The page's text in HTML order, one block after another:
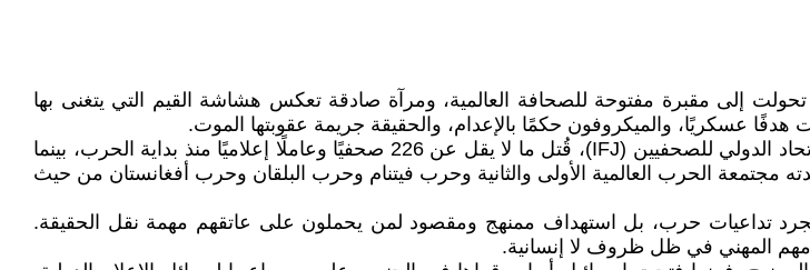
الأخبار، بل تحولت إلى مقبرة مفتوحة للصحافة العالمية، ومرآة صادقة تعكس هشاشة القيم التي يتغنى بها
عسكريًا، والميكروفون حكمًا بالإعدام، والحقيقة جريمة عقوبتها الموت.
لقد تجاوزت حصيلة القتلى من الصحفيين في غزة كل التوقعات المأساوية. فوفقًا للاتحاد الدولي للصحفيين (IFJ)، قُتل ما لا يقل عن 226 صحفيًا وعاملًا إعلاميًا منذ بداية الحرب، بينما
الأرقام المفزعة تتجاوز ما شهدته مجتمعة الحرب العالمية الأولى والثانية وحرب فيتنام وحرب البلقان وحرب أفغانستان من حيث
تداعيات حرب، بل استهداف ممنهج ومقصود لمن يحملون على عاتقهم مهمة نقل الحقيقة.
المهني في ظل ظروف لا إنسانية.